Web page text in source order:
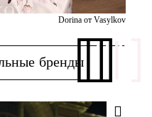
Dorina от Vasylkov
бренды